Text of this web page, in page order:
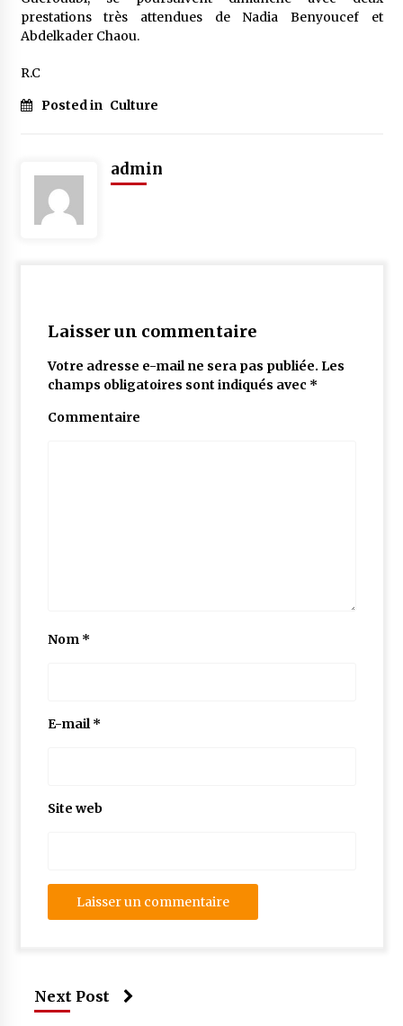
prestations très attendues de Nadia Benyoucef et
Abdelkader Chaou.
R.C
Posted in Culture
admin
Laisser un commentaire
Votre adresse e-mail ne sera pas publiée. Les
champs obligatoires sont indiqués avec *
Commentaire
Nom *
E-mail*
Site web
Next Post